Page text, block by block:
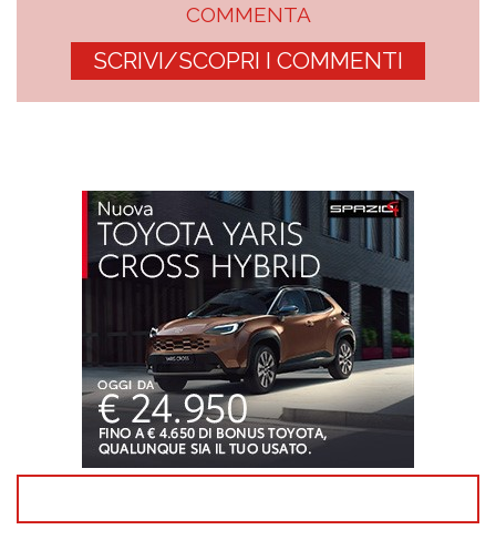
COMMENTA
SCRIVI/SCOPRI I COMMENTI